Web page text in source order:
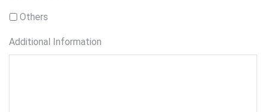
Others
Additional Information